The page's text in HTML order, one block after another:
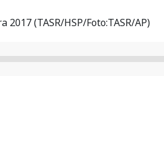
(TASR/HSP/Foto:TASR/AP)